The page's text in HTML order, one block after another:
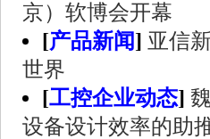
京）软博会开幕
[产品新闻] 亚信
世界
[工控企业动态]
设备设计效率的助